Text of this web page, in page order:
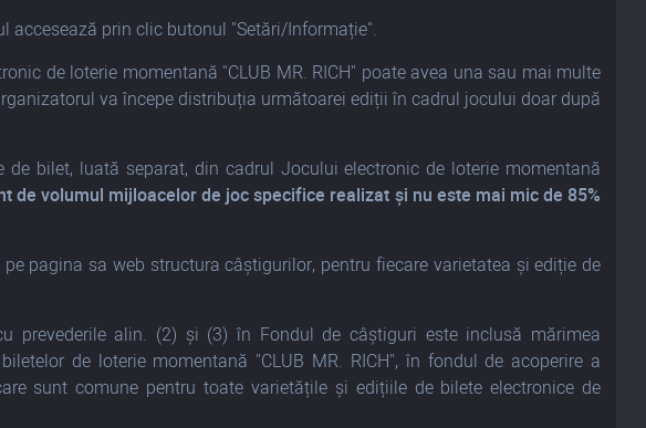
prin clic butonul "Setări/Informație".
de loterie momentană "CLUB MR. RICH" poate avea una sau mai multe
va începe distribuția următoarei ediții în cadrul jocului doar după
bilet, luată separat, din cadrul Jocului electronic de loterie momentană
de volumul mijloacelor de joc specifice realizat și nu este mai mic de 85%
pagina sa web structura câștigurilor, pentru fiecare varietatea și ediție de
prevederile alin. (2) și (3) în Fondul de câștiguri este inclusă mărimea
de loterie momentană "CLUB MR. RICH", în fondul de acoperire a
sunt comune pentru toate varietățile și edițiile de bilete electronice de